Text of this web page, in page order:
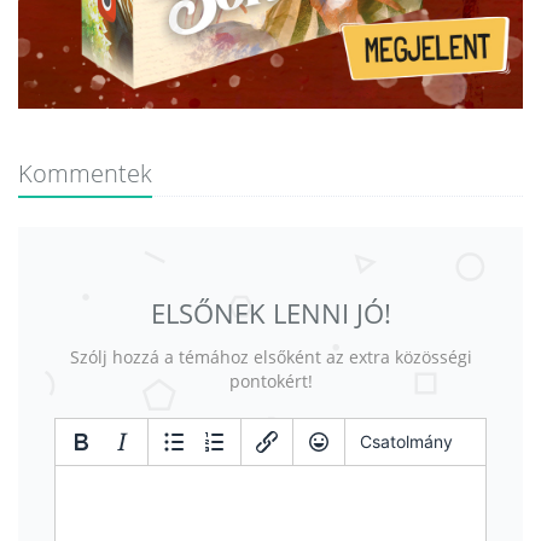
Kommentek
ELSŐNEK LENNI JÓ!
Szólj hozzá a témához elsőként az extra közösségi
pontokért!
Csatolmány